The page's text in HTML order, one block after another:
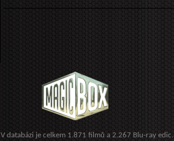
V databázi je celkem 1.871 filmů a 2.267 Blu-ray edic.